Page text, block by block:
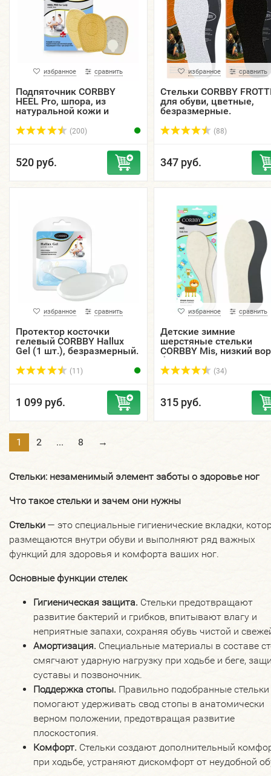
избранное сравнить
Подпяточник CORBBY
HEEL Pro, шпора, из
натуральной кожи и
центре.
(200)
520 руб.
избранное сравнить
Стельки CORBBY
для обуви, цветные,
безразмерные.
(88)
347 руб.
избранное сравнить
Протектор косточки
гелевый CORBBY Hallux
Gel (1 шт.), безразмерный.
(11)
1 099 руб.
избранное сравнить
Детские зимние
шерстяные стельки
CORBBY Mis, низкий
безразмерные.
(34)
315 руб.
1 2 ... 8 →
Стельки: незаменимый элемент заботы о здоровье ног
Что такое стельки и зачем они нужны
Стельки — это специальные гигиенические вкладки,
размещаются внутри обуви и выполняют ряд важных
функций для здоровья и комфорта ваших ног.
Основные функции стелек
Гигиеническая защита. Стельки предотвращают
развитие бактерий и грибков, впитывают влагу и
неприятные запахи, сохраняя обувь чистой и
Амортизация. Специальные материалы в составе
смягчают ударную нагрузку при ходьбе и беге,
суставы и позвоночник.
Поддержка стопы. Правильно подобранные стельки
помогают удерживать свод стопы в анатомически
верном положении, предотвращая развитие
плоскостопия.
Комфорт. Стельки создают дополнительный
при ходьбе, устраняют дискомфорт от неудобной